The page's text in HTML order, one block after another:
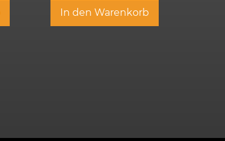
In den Warenkorb